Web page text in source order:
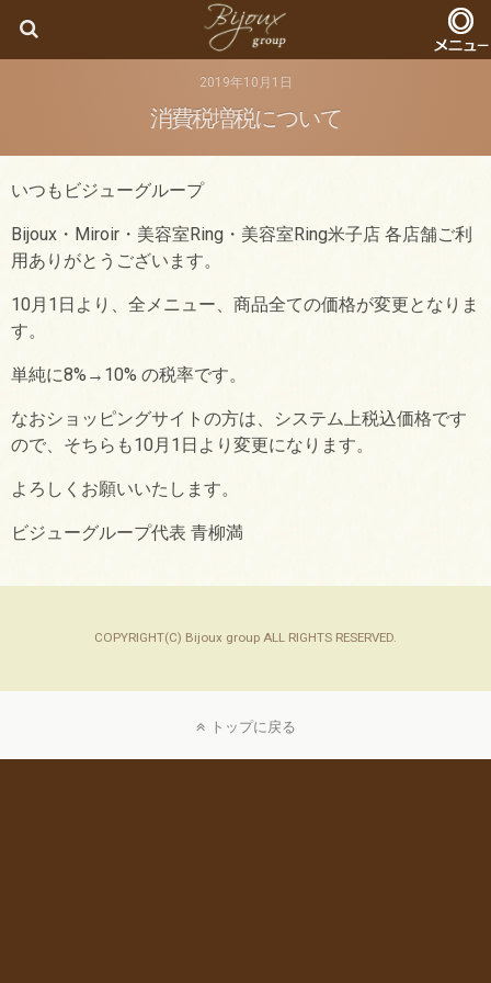
Bijoux
2019年10月1日
消費税増税について
いつもビジューグループ
Bijoux・Miroir・美容室Ring・美容室Ring米子店 各店舗ご利
用ありがとうございます。
10月1日より、全メニュー、商品全ての価格が変更となりま
す。
単純に8%→10% の税率です。
なおショッピングサイトの方は、システム上税込価格です
ので、そちらも10月1日より変更になります。
よろしくお願いいたします。
ビジューグループ代表 青柳満
COPYRIGHT(C) Bijoux group ALL RIGHTS RESERVED.
トップに戻る